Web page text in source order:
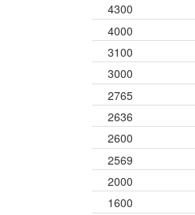
4300
4000
3100
3000
2765
2636
2600
2569
2000
1600